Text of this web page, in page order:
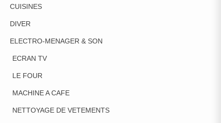
CUISINES
DIVER
ELECTRO-MENAGER & SON
ECRAN TV
LE FOUR
MACHINE A CAFE
NETTOYAGE DE VETEMENTS